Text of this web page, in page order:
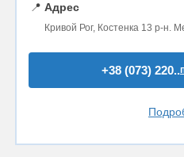
📍 Адрес
Кривой Рог, Костенка 13 р-н.
+38 (073) 220..